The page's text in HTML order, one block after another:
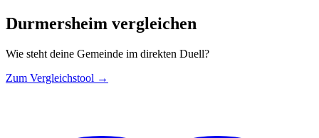
Durmersheim vergleichen
Wie steht deine Gemeinde im direkten Duell?
Zum Vergleichstool →